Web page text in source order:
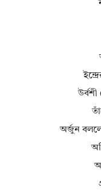
অর্জুন